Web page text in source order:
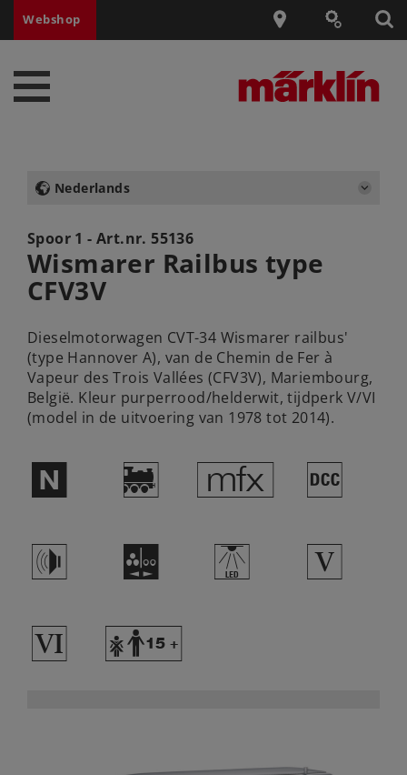
Webshop
Nederlands
Spoor 1 - Art.nr. 55136
Wismarer Railbus type
CFV3V
Dieselmotorwagen CVT-34 Wismarer railbus'
(type Hannover A), van de Chemin de Fer à
Vapeur des Trois Vallées (CFV3V), Mariembourg,
België. Kleur purperrood/helderwit, tijdperk V/VI
(model in de uitvoering van 1978 tot 2014).
$ ) e §
h N , 5
8 Y